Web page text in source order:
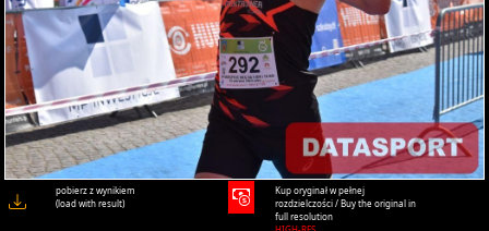
pobierz z wynikiem
(load with result)
Kup oryginał w pełnej
rozdzielczości / Buy the original in
full resolution